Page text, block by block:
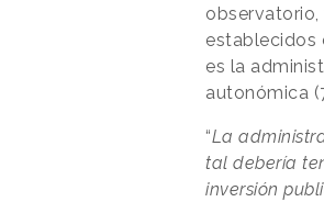
establecidos
es la
autonómica
“La
tal debería
inversión